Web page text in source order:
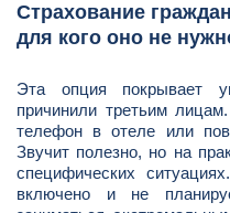
Страхование
для кого оно не
Эта опция покрывает
причинили третьим
телефон в отеле или
Звучит полезно, но на
специфических
включено и не